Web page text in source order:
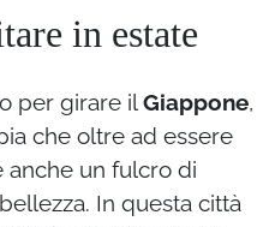
in estate
per girare ilGiappone,
che oltre ad essere
anche un fulcro di
In questa città